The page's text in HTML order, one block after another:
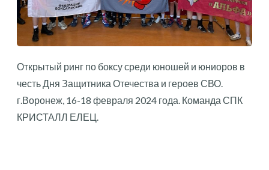
Открытый ринг по боксу среди юношей и юниоров в
честь Дня Защитника Отечества и героев СВО.
г.Воронеж, 16-18 февраля 2024 года. Команда СПК
КРИСТАЛЛ ЕЛЕЦ.